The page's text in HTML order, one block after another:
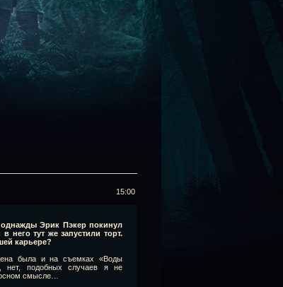
15:00
Эрик Пэкер покинул
него тут же запустили торт.
карьере?
была и на съемках «Воды
нет, подобных случаев я не
смысле…